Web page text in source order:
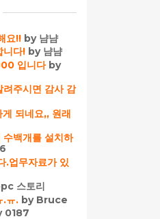
요!! by 냠냠
니다! by 냠냠
입니다by
려주시면 감사 감
되네요,, 원래
수백개를 설치하
.업무자료가 있
스토리
.ㅠ. by Bruce
0187